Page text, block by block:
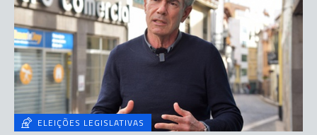
ELEIÇÕES LEGISLATIVAS